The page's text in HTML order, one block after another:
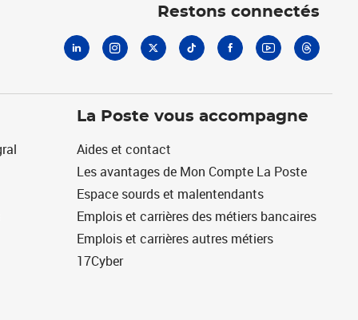
Restons connectés
La Poste vous accompagne
Aides et contact
Les avantages de Mon Compte La Poste
Espace sourds et malentendants
Emplois et carrières des métiers bancaires
Emplois et carrières autres métiers
17Cyber